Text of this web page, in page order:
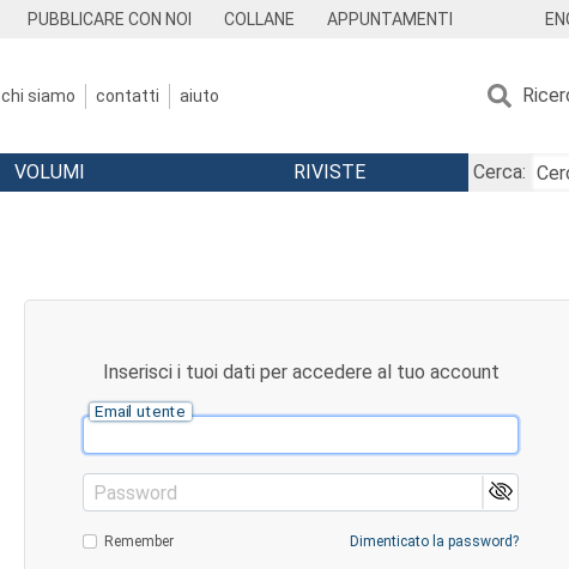
PUBBLICARE CON NOI COLLANE APPUNTAMENTI
chi siamo contatti aiuto
VOLUMI RIVISTE
Cerca:
Inserisci i tuoi dati per accedere al tuo account
Email utente
Password
Remember Dimenticato la password?